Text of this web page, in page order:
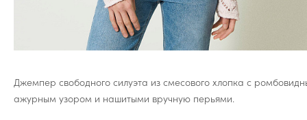
Джемпер свободного силуэта из смесового хлопка с
ажурным узором и нашитыми вручную перьями.